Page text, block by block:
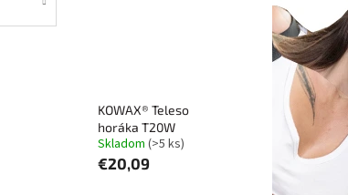
KOWAX® Teleso
horáka T20W
Skladom (>5 ks)
€20,09